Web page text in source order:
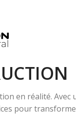
en réalité. Avec
pour